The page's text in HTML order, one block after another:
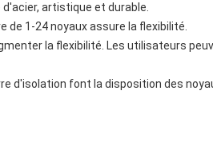
artistique et durable.
de 1-24 noyaux assure la flexibilité.
la flexibilité. Les utilisateurs
d'isolation font la disposition des